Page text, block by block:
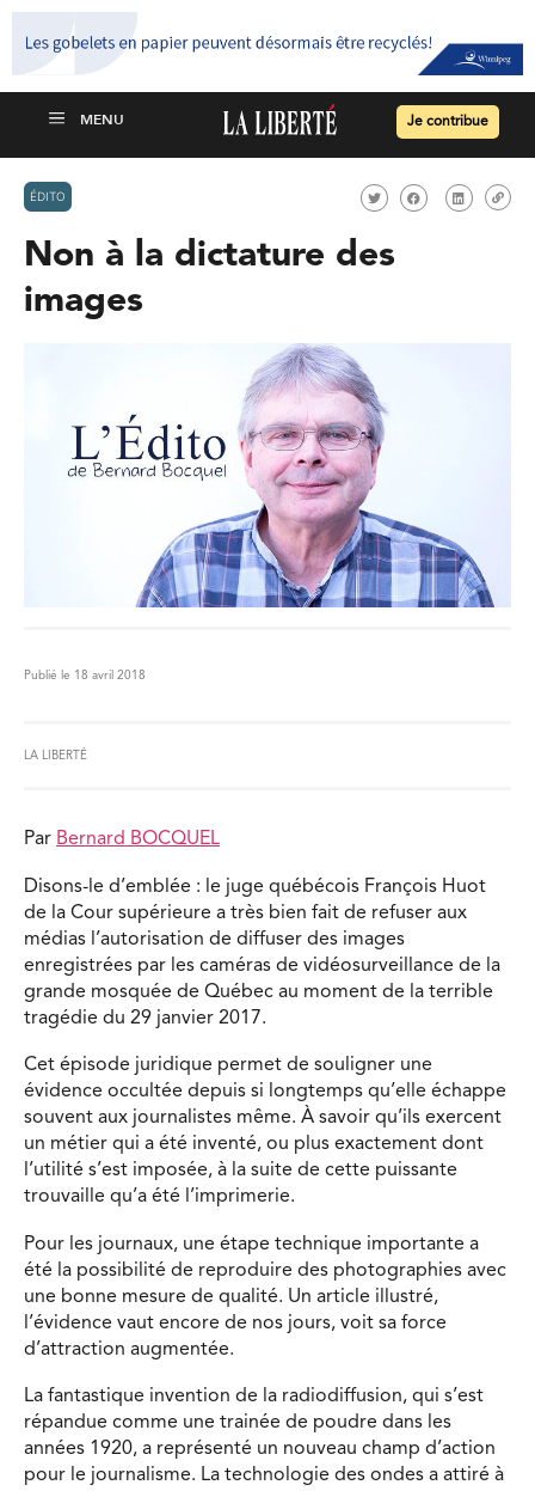
Je contribue
ÉDITO
Non à la dictature des
images
Publié le 18 avril 2018
LA LIBERTÉ
Par Bernard BOCQUEL
Disons-le d’emblée : le juge québécois François Huot
de la Cour supérieure a très bien fait de refuser aux
médias l’autorisation de diffuser des images
enregistrées par les caméras de vidéosurveillance de la
grande mosquée de Québec au moment de la terrible
tragédie du 29 janvier 2017.
Cet épisode juridique permet de souligner une
évidence occultée depuis si longtemps qu’elle échappe
souvent aux journalistes même. À savoir qu’ils exercent
un métier qui a été inventé, ou plus exactement dont
l’utilité s’est imposée, à la suite de cette puissante
trouvaille qu’a été l’imprimerie.
Pour les journaux, une étape technique importante a
été la possibilité de reproduire des photographies avec
une bonne mesure de qualité. Un article illustré,
l’évidence vaut encore de nos jours, voit sa force
d’attraction augmentée.
La fantastique invention de la radiodiffusion, qui s’est
répandue comme une trainée de poudre dans les
années 1920, a représenté un nouveau champ d’action
pour le journalisme. La technologie des ondes a attiré à